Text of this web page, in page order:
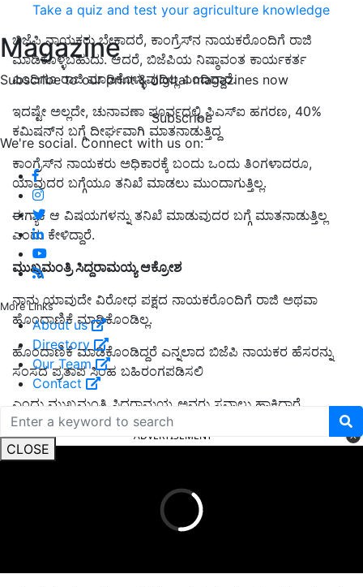
Take a quiz and test your agriculture knowledge
Magazine
Subscribe to our print & digital magazines now
Subscribe
We're social. Connect with us on:
More Links
About us
Directory
Our Team
Contact
CLOSE
ಬಿಜೆಪಿ ನಾಯಕರು ಬೇಕಾದರೆ, ಕಾಂಗ್ರೆಸ್‌ನ ನಾಯಕರೊಂದಿಗೆ ರಾಜಿ
ಮಾಡಿಕೊಳ್ಳಬಹುದು. ಆದರೆ, ಬಿಜೆಪಿಯ ನಿಷ್ಠಾವಂತ ಕಾರ್ಯಕರ್ತ
ಎಂದಿಗೂ ರಾಜಿ ಮಾಡಿಕೊಳ್ಳುವುದಿಲ್ಲ ಎಂದಿದ್ದಾರೆ.
ಇದಷ್ಟೇ ಅಲ್ಲದೇ, ಚುನಾವಣಾ ಪೂರ್ವದಲ್ಲಿ ಪಿಎಸ್‌ಐ ಹಗರಣ, 40%
ಕಮಿಷನ್‌ನ ಬಗ್ಗೆ ದೀರ್ಘವಾಗಿ ಮಾತನಾಡುತ್ತಿದ್ದ
ಕಾಂಗ್ರೆಸ್‌ನ ನಾಯಕರು ಅಧಿಕಾರಕ್ಕೆ ಬಂದು ಒಂದು ತಿಂಗಳಾದರೂ,
ಯಾವುದರ ಬಗ್ಗೆಯೂ ತನಿಖೆ ಮಾಡಲು ಮುಂದಾಗುತ್ತಿಲ್ಲ.
ಈಗ್ಯಾಕೆ ಆ ವಿಷಯಗಳನ್ನು ತನಿಖೆ ಮಾಡುವುದರ ಬಗ್ಗೆ ಮಾತನಾಡುತ್ತಿಲ್ಲ
ಎಂದು ಕೇಳಿದ್ದಾರೆ.
ಮುಖ್ಯಮಂತ್ರಿ ಸಿದ್ದರಾಮಯ್ಯ ಆಕ್ರೋಶ
ನಾನು ಯಾವುದೇ ವಿರೋಧ ಪಕ್ಷದ ನಾಯಕರೊಂದಿಗೆ ರಾಜಿ ಅಥವಾ
ಹೊಂದಾಣಿಕೆ ಮಾಡಿಕೊಂಡಿಲ್ಲ.
ಹೊಂದಾಣಿಕೆ ಮಾಡಿಕೊಂಡಿದ್ದರೆ ಎನ್ನಲಾದ ಬಿಜೆಪಿ ನಾಯಕರ ಹೆಸರನ್ನು
ಸಂಸದ ಪ್ರತಾಪ ಸಿಂಹ ಬಹಿರಂಗಪಡಿಸಲಿ
ಎಂದು ಮುಖ್ಯಮಂತ್ರಿ ಸಿದ್ದರಾಮಯ್ಯ ಅವರು ಸವಾಲು ಹಾಕಿದ್ದಾರೆ.
ADVERTISEMENT